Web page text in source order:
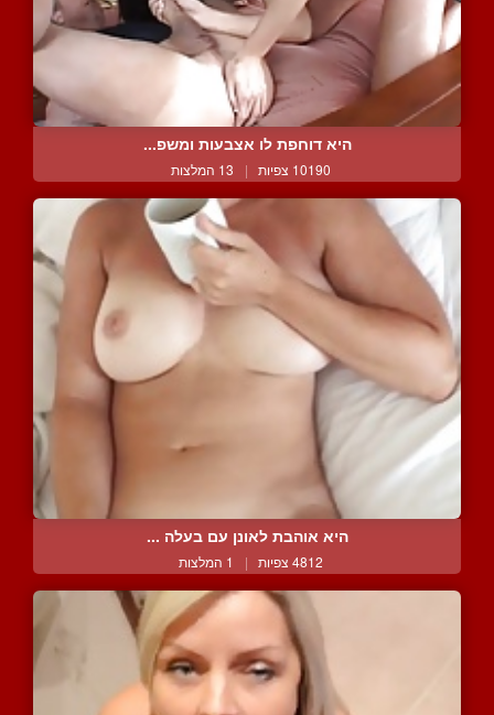
היא דוחפת לו אצבעות ומשפ...
10190 צפיות | 13 המלצות
היא אוהבת לאונן עם בעלה ...
4812 צפיות | 1 המלצות